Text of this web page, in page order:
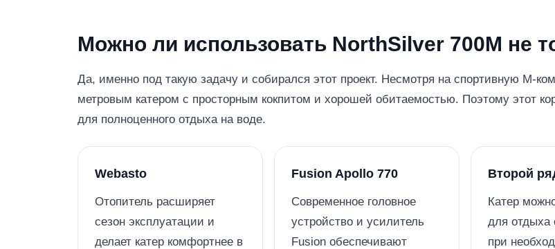
Можно ли использовать NorthSilver 700M не
Да, именно под такую задачу и собирался этот проект. Несмотря на спортивную M-
метровым катером с просторным кокпитом и хорошей обитаемостью. Поэтому этот
для полноценного отдыха на воде.
Webasto
Отопитель расширяет
сезон эксплуатации и
делает катер комфортнее в
Fusion Apollo 770
Современное головное
устройство и усилитель
Fusion обеспечивают
Второй
Катер
для отдыха
при